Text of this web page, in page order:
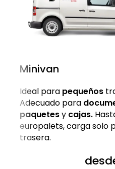
Minivan
Ideal para pequeños
Adecuado para
paquetesy cajas.
europalets, carga solo
trasera.